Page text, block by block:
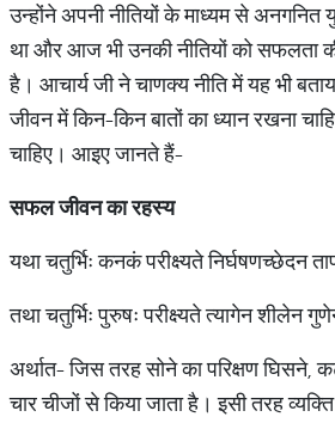
उन्होंने अपनी नीतियों के माध्यम से अनगनित
था और आज भी उनकी नीतियों को सफलता
है। आचार्य जी ने चाणक्य नीति में यह भी
जीवन में किन-किन बातों का ध्यान रखना
चाहिए। आइए जानते हैं-
सफलजीवनकारहस्य
यथा चतुर्भिः कनकं परीक्ष्यते निर्घषणच्छेदन
तथा चतुर्भिः पुरुषः परीक्ष्यते त्यागेन शीलेन
अर्थात- जिस तरह सोने का परिक्षण घिसने,
चार चीजों से किया जाता है। इसी तरह